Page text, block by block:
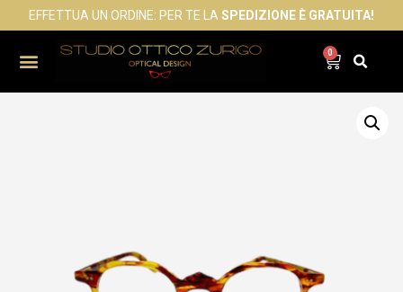
EFFETTUA UN ORDINE: PER TE LA SPEDIZIONE È GRATUITA!
0